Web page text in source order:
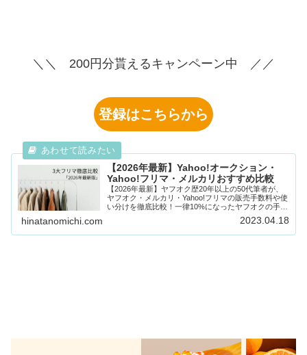
＼＼ 200円分貰えるキャンペーン中 ／／
登録はこちらから
【2026年最新】Yahoo!オークション・
Yahoo!フリマ・メルカリおすすめ比較
【2026年最新】ヤフオク歴20年以上の50代筆者が、
ヤフオク・メルカリ・Yahoo!フリマの販売手数料や使
い分けを徹底比較！一律10%になったヤフオクの手数
料や、50代ひとり暮らしの不用品片付け・終活に役立
つフリマ活用術を本音で分かりやすく解説します。
hinatanomichi.com 2023.04.18